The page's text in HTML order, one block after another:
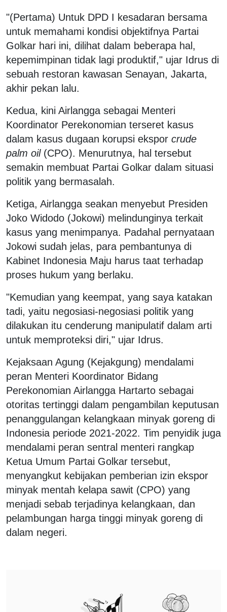
"(Pertama) Untuk DPD I kesadaran bersama
untuk memahami kondisi objektifnya Partai
Golkar hari ini, dilihat dalam beberapa hal,
kepemimpinan tidak lagi produktif," ujar Idrus di
sebuah restoran kawasan Senayan, Jakarta,
akhir pekan lalu.
Kedua, kini Airlangga sebagai Menteri
Koordinator Perekonomian terseret kasus
dalam kasus dugaan korupsi ekspor crude
palm oil(CPO). Menurutnya, hal tersebut
semakin membuat Partai Golkar dalam situasi
politik yang bermasalah.
Ketiga, Airlangga seakan menyebut Presiden
Joko Widodo (Jokowi) melindunginya terkait
kasus yang menimpanya. Padahal pernyataan
Jokowi sudah jelas, para pembantunya di
Kabinet Indonesia Maju harus taat terhadap
proses hukum yang berlaku.
"Kemudian yang keempat, yang saya katakan
tadi, yaitu negosiasi-negosiasi politik yang
dilakukan itu cenderung manipulatif dalam arti
untuk memproteksi diri," ujar Idrus.
Kejaksaan Agung (Kejakgung) mendalami
peran Menteri Koordinator Bidang
Perekonomian Airlangga Hartarto sebagai
otoritas tertinggi dalam pengambilan keputusan
penanggulangan kelangkaan minyak goreng di
Indonesia periode 2021-2022. Tim penyidik juga
mendalami peran sentral menteri rangkap
Ketua Umum Partai Golkar tersebut,
menyangkut kebijakan pemberian izin ekspor
minyak mentah kelapa sawit (CPO) yang
menjadi sebab terjadinya kelangkaan, dan
pelambungan harga tinggi minyak goreng di
dalam negeri.